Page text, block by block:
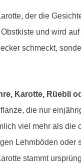
der die
und wird
schmeckt,
Karotte, Rüebli
die nur
viel mehr als die
Lehmböden oder
stammt